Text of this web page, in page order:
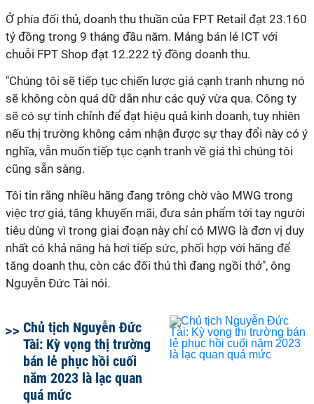
Ở phía đối thủ, doanh thu thuần của FPT Retail đạt 23.160
tỷ đồng trong 9 tháng đầu năm. Mảng bán lẻ ICT với
chuỗi FPT Shop đạt 12.222 tỷ đồng doanh thu.
"Chúng tôi sẽ tiếp tục chiến lược giá cạnh tranh nhưng nó
sẽ không còn quá dữ dằn như các quý vừa qua. Công ty
sẽ có sự tinh chỉnh để đạt hiệu quả kinh doanh, tuy nhiên
nếu thị trường không cảm nhận được sự thay đổi này có ý
nghĩa, vẫn muốn tiếp tục cạnh tranh về giá thì chúng tôi
cũng sẵn sàng.
Tôi tin rằng nhiều hãng đang trông chờ vào MWG trong
việc trợ giá, tăng khuyến mãi, đưa sản phẩm tới tay người
tiêu dùng vì trong giai đoạn này chỉ có MWG là đơn vị duy
nhất có khả năng hà hơi tiếp sức, phối hợp với hãng để
tăng doanh thu, còn các đối thủ thì đang ngồi thở", ông
Nguyễn Đức Tài nói.
Chủ tịch Nguyễn Đức
Tài: Kỳ vọng thị trường
bán lẻ phục hồi cuối
năm 2023 là lạc quan
quá mức